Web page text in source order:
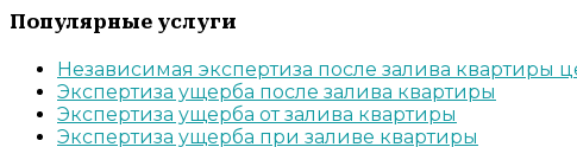
Популярные услуги
Независимая экспертиза после залива квартиры
Экспертиза ущерба после залива квартиры
Экспертиза ущерба от залива квартиры
Экспертиза ущерба при заливе квартиры